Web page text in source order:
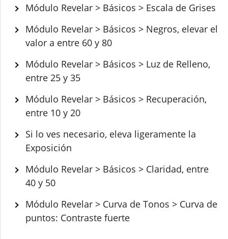
Módulo Revelar > Básicos > Escala de Grises
Módulo Revelar > Básicos > Negros, elevar el
valor a entre 60 y 80
Módulo Revelar > Básicos > Luz de Relleno,
entre 25 y 35
Módulo Revelar > Básicos > Recuperación,
entre 10 y 20
Si lo ves necesario, eleva ligeramente la
Exposición
Módulo Revelar > Básicos > Claridad, entre
40 y 50
Módulo Revelar > Curva de Tonos > Curva de
puntos: Contraste fuerte